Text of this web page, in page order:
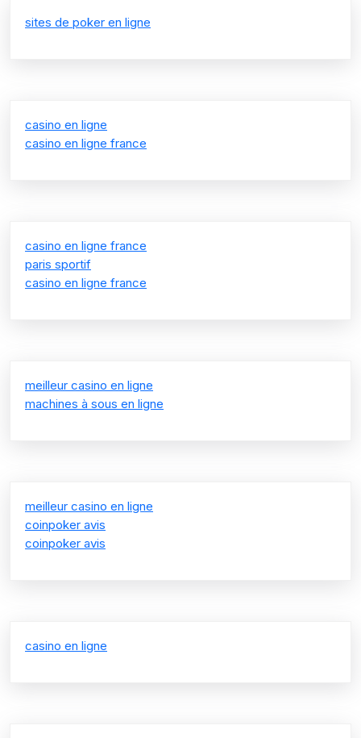
sites de poker en ligne
casino en ligne
casino en ligne france
casino en ligne france
paris sportif
casino en ligne france
meilleur casino en ligne
machines à sous en ligne
meilleur casino en ligne
coinpoker avis
coinpoker avis
casino en ligne